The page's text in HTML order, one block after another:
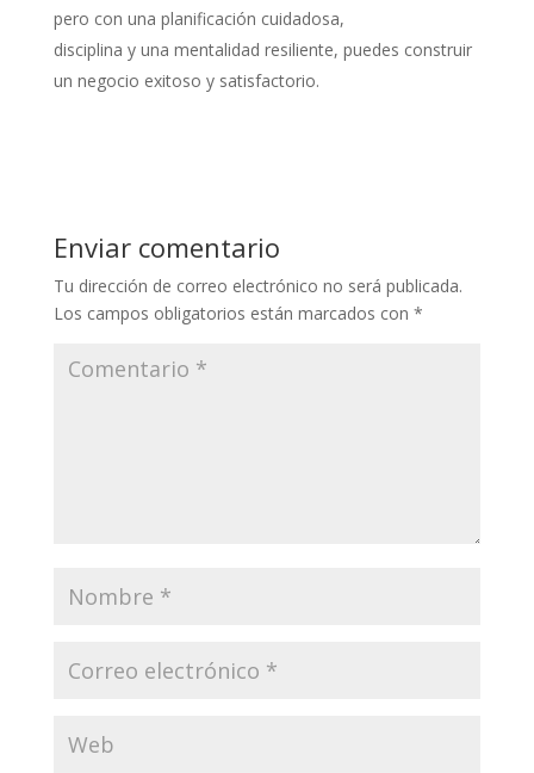
pero con una planificación cuidadosa,
disciplina y una mentalidad resiliente, puedes construir
un negocio exitoso y satisfactorio.
Enviar comentario
Tu dirección de correo electrónico no será publicada.
Los campos obligatorios están marcados con *